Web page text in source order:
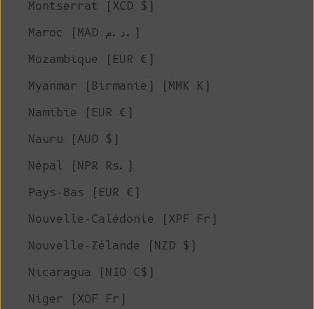
Montserrat (XCD $)
Maroc (MAD د.م.)
Mozambique (EUR €)
Myanmar (Birmanie) (MMK K)
Namibie (EUR €)
Nauru (AUD $)
Népal (NPR Rs.)
Pays-Bas (EUR €)
Nouvelle-Calédonie (XPF Fr)
Nouvelle-Zélande (NZD $)
Nicaragua (NIO C$)
Niger (XOF Fr)